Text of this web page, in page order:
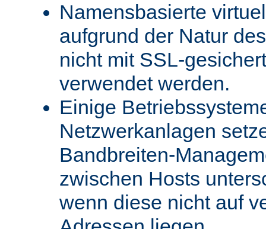
Namensbasierte
aufgrund der Natur
nicht mit SSL-
verwendet werden.
Einige
Netzwerkanlagen
Bandbreiten-
zwischen Hosts
wenn diese nicht auf